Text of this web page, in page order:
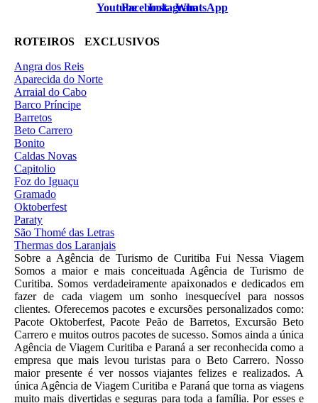
YoutubeFacebookInstagramWhatsApp
ROTEIROS EXCLUSIVOS
Angra dos Reis
Aparecida do Norte
Arraial do Cabo
Barco Príncipe
Barretos
Beto Carrero
Bonito
Caldas Novas
Capitolio
Foz do Iguaçu
Gramado
Oktoberfest
Paraty
São Thomé das Letras
Thermas dos Laranjais
Sobre a Agência de Turismo de Curitiba Fui Nessa Viagem
Somos a maior e mais conceituada Agência de Turismo de
Curitiba. Somos verdadeiramente apaixonados e dedicados em
fazer de cada viagem um sonho inesquecível para nossos
clientes. Oferecemos pacotes e excursões personalizados como:
Pacote Oktoberfest, Pacote Peão de Barretos, Excursão Beto
Carrero e muitos outros pacotes de sucesso. Somos ainda a única
Agência de Viagem Curitiba e Paraná a ser reconhecida como a
empresa que mais levou turistas para o Beto Carrero. Nosso
maior presente é ver nossos viajantes felizes e realizados. A
única Agência de Viagem Curitiba e Paraná que torna as viagens
muito mais divertidas e seguras para toda a família. Por esses e